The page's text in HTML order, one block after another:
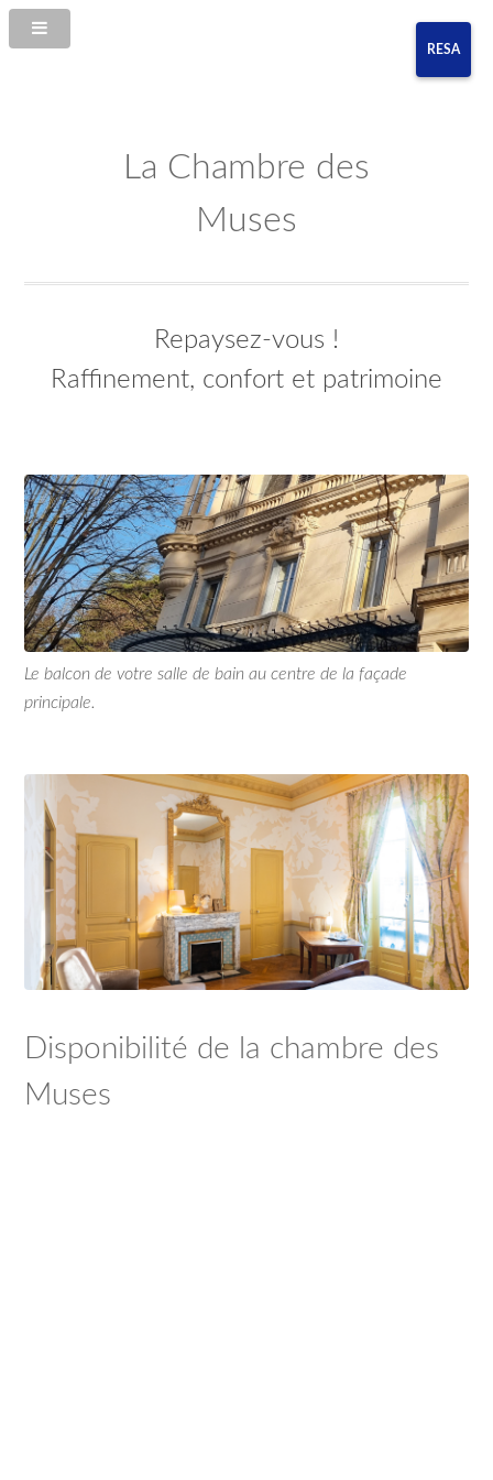
La Chambre des
Muses
Repaysez-vous !
Raffinement, confort et patrimoine
Le balcon de votre salle de bain au centre de la façade
principale.
Disponibilité de la chambre des
Muses
RESA